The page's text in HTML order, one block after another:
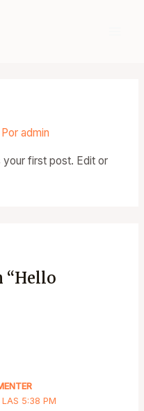
admin
first post. Edit or
“Hello
5:38 PM